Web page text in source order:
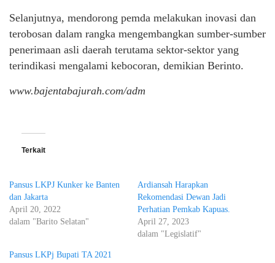
Selanjutnya, mendorong pemda melakukan inovasi dan
terobosan dalam rangka mengembangkan sumber-sumber
penerimaan asli daerah terutama sektor-sektor yang
terindikasi mengalami kebocoran, demikian Berinto.
www.bajentabajurah.com/adm
Terkait
Pansus LKPJ Kunker ke Banten
dan Jakarta
April 20, 2022
dalam "Barito Selatan"
Ardiansah Harapkan
Rekomendasi Dewan Jadi
Perhatian Pemkab Kapuas.
April 27, 2023
dalam "Legislatif"
Pansus LKPj Bupati TA 2021